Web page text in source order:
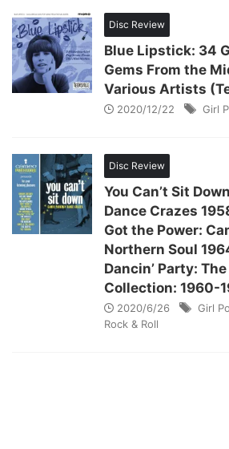
Disc Review
Blue Lipstick: 34
Gems From the
Various Artists
2020/12/22 Girl
Disc Review
You Can’t Sit
Dance Crazes
Got the Power:
Northern Soul
Dancin’ Party:
Collection: 1960-
2020/6/26 Girl
Rock & Roll